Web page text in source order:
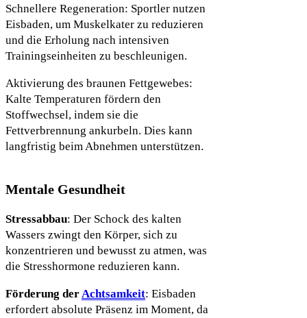
Schnellere Regeneration: Sportler nutzen
Eisbaden, um Muskelkater zu reduzieren
und die Erholung nach intensiven
Trainingseinheiten zu beschleunigen.
Aktivierung des braunen Fettgewebes:
Kalte Temperaturen fördern den
Stoffwechsel, indem sie die
Fettverbrennung ankurbeln. Dies kann
langfristig beim Abnehmen unterstützen.
Mentale Gesundheit
Stressabbau: Der Schock des kalten
Wassers zwingt den Körper, sich zu
konzentrieren und bewusst zu atmen, was
die Stresshormone reduzieren kann.
Förderung derAchtsamkeit: Eisbaden
erfordert absolute Präsenz im Moment, da